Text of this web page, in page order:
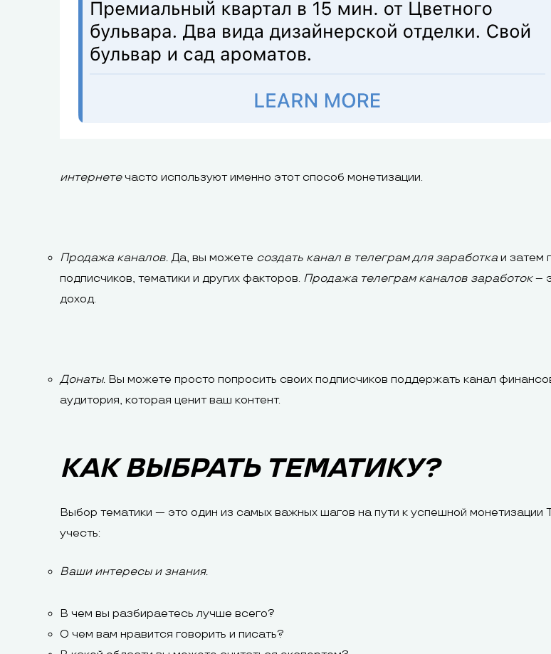
интернетечасто используют именно этот способ монетизации.
Продажа каналов. Да, вы можете создать канал в телеграм для заработка и затем
подписчиков, тематики и других факторов. Продажа телеграм каналов заработок–
доход.
Донаты. Вы можете просто попросить своих подписчиков поддержать канал
аудитория, которая ценит ваш контент.
КАК ВЫБРАТЬ ТЕМАТИКУ?
Выбор тематики — это один из самых важных шагов на пути к успешной монетизации
учесть:
Ваши интересы и знания.
В чем вы разбираетесь лучше всего?
О чем вам нравится говорить и писать?